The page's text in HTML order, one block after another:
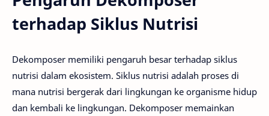
terhadap Siklus Nutrisi
Dekomposer memiliki pengaruh besar terhadap siklus
nutrisi dalam ekosistem. Siklus nutrisi adalah proses di
mana nutrisi bergerak dari lingkungan ke organisme hidup
dan kembali ke lingkungan. Dekomposer memainkan